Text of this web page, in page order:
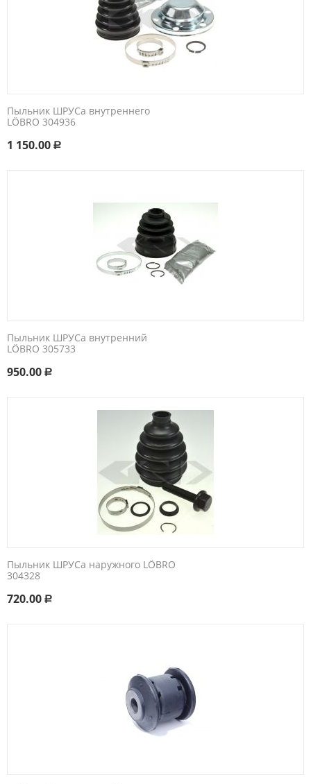
Пыльник ШРУСа внутреннего
LÖBRO 304936
1 150.00 Р
Пыльник ШРУСа внутренний
LÖBRO ​305733​
950.00 Р
Пыльник ШРУСа наружного LÖBRO
304328
720.00 Р